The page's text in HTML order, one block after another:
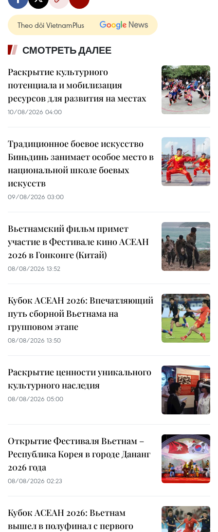
Theo dõi VietnamPlus
СМОТРЕТЬ ДАЛЕЕ
Раскрытие культурного
потенциала и мобилизация
ресурсов для развития на местах
10/08/2026 04:00
Традиционное боевое искусство
Биньдинь занимает особое место в
национальной школе боевых
искусств
09/08/2026 03:00
Вьетнамский фильм примет
участие в Фестивале кино АСЕАН
2026 в Гонконге (Китай)
08/08/2026 13:52
Кубок АСЕАН 2026: Впечатляющий
путь сборной Вьетнама на
групповом этапе
08/08/2026 13:50
Раскрытие ценности уникального
культурного наследия
08/08/2026 05:00
Открытие Фестиваля Вьетнам –
Республика Корея в городе Дананг
2026 года
08/08/2026 02:23
Кубок АСЕАН 2026: Вьетнам
вышел в полуфинал с первого